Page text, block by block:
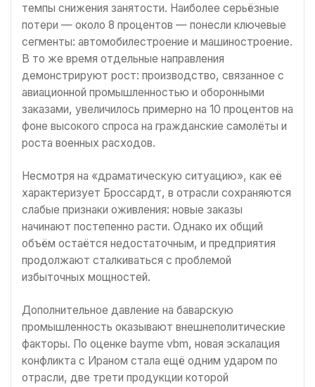
темпы снижения занятости. Наиболее серьёзные
потери — около 8 процентов — понесли ключевые
сегменты: автомобилестроение и машиностроение.
В то же время отдельные направления
демонстрируют рост: производство, связанное с
авиационной промышленностью и оборонными
заказами, увеличилось примерно на 10 процентов на
фоне высокого спроса на гражданские самолёты и
роста военных расходов.
Несмотря на «драматическую ситуацию», как её
характеризует Броссардт, в отрасли сохраняются
слабые признаки оживления: новые заказы
начинают постепенно расти. Однако их общий
объём остаётся недостаточным, и предприятия
продолжают сталкиваться с проблемой
избыточных мощностей.
Дополнительное давление на баварскую
промышленность оказывают внешнеполитические
факторы. По оценке bayme vbm, новая эскалация
конфликта с Ираном стала ещё одним ударом по
отрасли, две трети продукции которой